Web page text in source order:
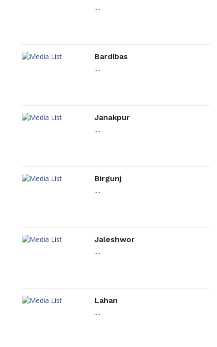
....
Bardibas
....
Janakpur
....
Birgunj
....
Jaleshwor
....
Lahan
....